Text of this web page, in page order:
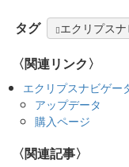
タグ エクリプス
〈関連リンク〉
エクリプスナビゲー
アップデータ
購入ページ
関連記事